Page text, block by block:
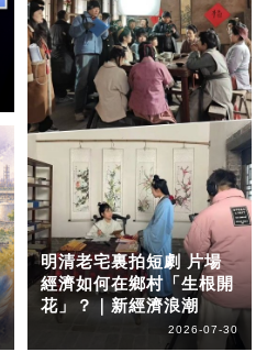
明清老宅裏拍短劇 片場
經濟如何在鄉村「生根開
花」？｜新經濟浪潮
2026-07-30